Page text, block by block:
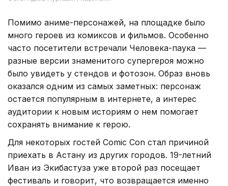
Помимо аниме-персонажей, на площадке было
много героев из комиксов и фильмов. Особенно
часто посетители встречали Человека-паука —
разные версии знаменитого супергероя можно
было увидеть у стендов и фотозон. Образ вновь
оказался одним из самых заметных: персонаж
остается популярным в интернете, а интерес
аудитории к новым историям о нем помогает
сохранять внимание к герою.
Для некоторых гостей Comic Con стал причиной
приехать в Астану из других городов. 19-летний
Иван из Экибастуза уже второй раз посещает
фестиваль и говорит, что возвращается именно